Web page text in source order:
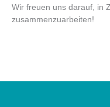
Wir freuen uns darauf, in
zusammenzuarbeiten!